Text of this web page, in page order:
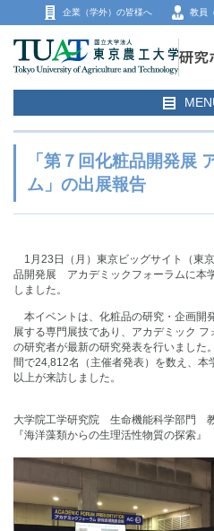
企業（学外）の皆様へ 教員
「第７回化粧品開発展
ム」の出展報告
1月23日（月）東京ビッグサイト（東
品開発展 アカデミックフォーラムに本
しました。
本イベントは、化粧品の研究・企画開
展する専門展技であり、アカデミック
の研究者が最新の研究発表を行いました
間で24,812名（主催者発表）を数え、本
以上が来訪しました。
大学院工学研究院 生命機能科学部門
『海洋藻類からの生理活性物質の探索』